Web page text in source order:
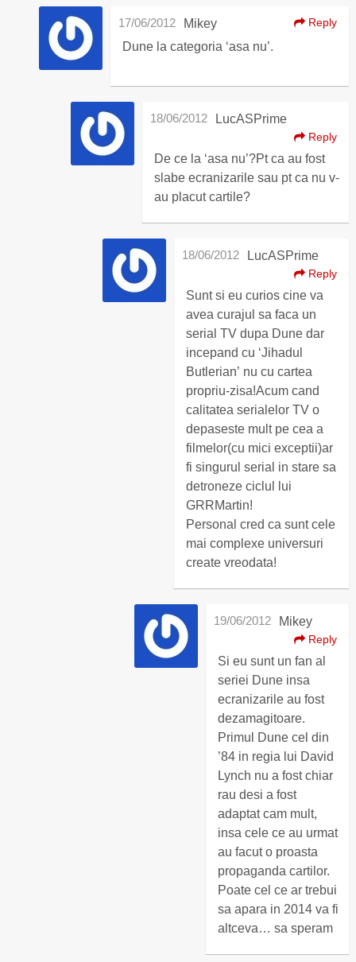
Mikey
17/06/2012 Reply
Dune la categoria ‘asa nu’.
LucASPrime
18/06/2012
Reply
De ce la ‘asa nu’?Pt ca au fost
slabe ecranizarile sau pt ca nu v-
au placut cartile?
LucASPrime
18/06/2012
Reply
Sunt si eu curios cine va
avea curajul sa faca un
serial TV dupa Dune dar
incepand cu ‘Jihadul
Butlerian’ nu cu cartea
propriu-zisa!Acum cand
calitatea serialelor TV o
depaseste mult pe cea a
filmelor(cu mici exceptii)ar
fi singurul serial in stare sa
detroneze ciclul lui
GRRMartin!
Personal cred ca sunt cele
mai complexe universuri
create vreodata!
Mikey
19/06/2012
Reply
Si eu sunt un fan al
seriei Dune insa
ecranizarile au fost
dezamagitoare.
Primul Dune cel din
’84 in regia lui David
Lynch nu a fost chiar
rau desi a fost
adaptat cam mult,
insa cele ce au urmat
au facut o proasta
propaganda cartilor.
Poate cel ce ar trebui
sa apara in 2014 va fi
altceva… sa speram